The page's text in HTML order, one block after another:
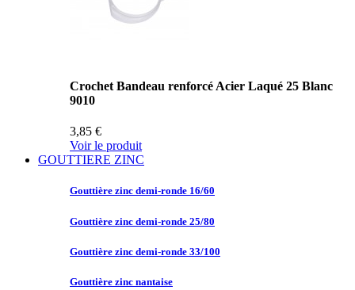
Crochet Bandeau renforcé Acier Laqué 25 Blanc
9010
3,85 €
Voir le produit
GOUTTIERE ZINC
Gouttière zinc demi-ronde 16/60
Gouttière zinc demi-ronde 25/80
Gouttière zinc demi-ronde 33/100
Gouttière zinc nantaise